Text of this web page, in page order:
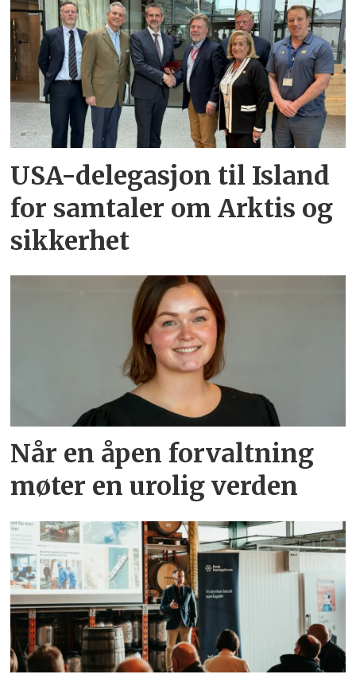
USA-delegasjon til Island
for samtaler om Arktis og
sikkerhet
Når en åpen forvaltning
møter en urolig verden